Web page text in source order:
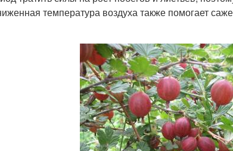
температура воздуха также помогает